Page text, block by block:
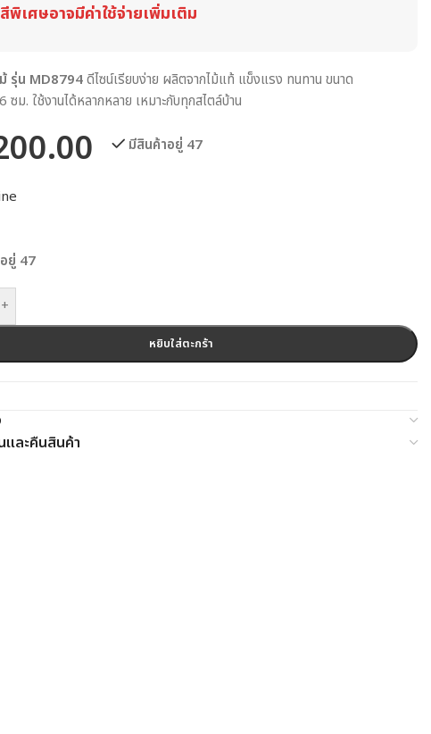
พิเศษอาจมีค่าใช้จ่ายเพิ่มเติม
รุ่น MD8794ดีไซน์เรียบง่าย ผลิตจากไม้แท้ แข็งแรง ทนทาน ขนาด
ม. ใช้งานได้หลากหลาย เหมาะกับทุกสไตล์บ้าน
มีสินค้าอยู่ 47
ยู่ 47
+
หยิบใส่ตะกร้า
และคืนสินค้า